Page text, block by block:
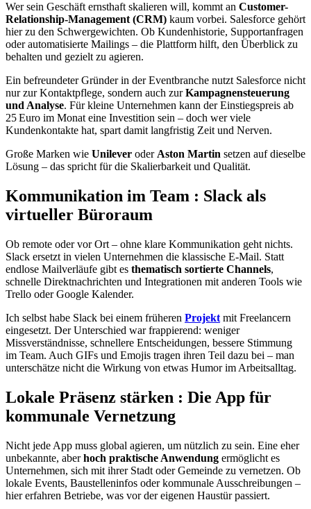
Wer sein Geschäft ernsthaft skalieren will, kommt an Customer-
Relationship-Management (CRM) kaum vorbei. Salesforce gehört
hier zu den Schwergewichten. Ob Kundenhistorie, Supportanfragen
oder automatisierte Mailings – die Plattform hilft, den Überblick zu
behalten und gezielt zu agieren.
Ein befreundeter Gründer in der Eventbranche nutzt Salesforce nicht
nur zur Kontaktpflege, sondern auch zurKampagnensteuerung
und Analyse. Für kleine Unternehmen kann der Einstiegspreis ab
25 Euro im Monat eine Investition sein – doch wer viele
Kundenkontakte hat, spart damit langfristig Zeit und Nerven.
Große Marken wie Unilever oderAston Martin setzen auf dieselbe
Lösung – das spricht für die Skalierbarkeit und Qualität.
Kommunikation im Team : Slack als
virtueller Büroraum
Ob remote oder vor Ort – ohne klare Kommunikation geht nichts.
Slack ersetzt in vielen Unternehmen die klassische E-Mail. Statt
endlose Mailverläufe gibt es thematisch sortierte Channels,
schnelle Direktnachrichten und Integrationen mit anderen Tools wie
Trello oder Google Kalender.
Ich selbst habe Slack bei einem früheren Projekt mit Freelancern
eingesetzt. Der Unterschied war frappierend: weniger
Missverständnisse, schnellere Entscheidungen, bessere Stimmung
im Team. Auch GIFs und Emojis tragen ihren Teil dazu bei – man
unterschätze nicht die Wirkung von etwas Humor im Arbeitsalltag.
Lokale Präsenz stärken : Die App für
kommunale Vernetzung
Nicht jede App muss global agieren, um nützlich zu sein. Eine eher
unbekannte, aberhoch praktische Anwendung ermöglicht es
Unternehmen, sich mit ihrer Stadt oder Gemeinde zu vernetzen. Ob
lokale Events, Baustelleninfos oder kommunale Ausschreibungen –
hier erfahren Betriebe, was vor der eigenen Haustür passiert.